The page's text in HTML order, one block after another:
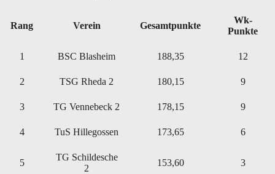
Rang Verein Gesamtpunkte
Wk-
Punkte
1 BSC Blasheim 188,35 12
2 TSG Rheda 2 180,15 9
3 TG Vennebeck 2 178,15 9
4 TuS Hillegossen 173,65 6
5
TG Schildesche
2
153,60 3